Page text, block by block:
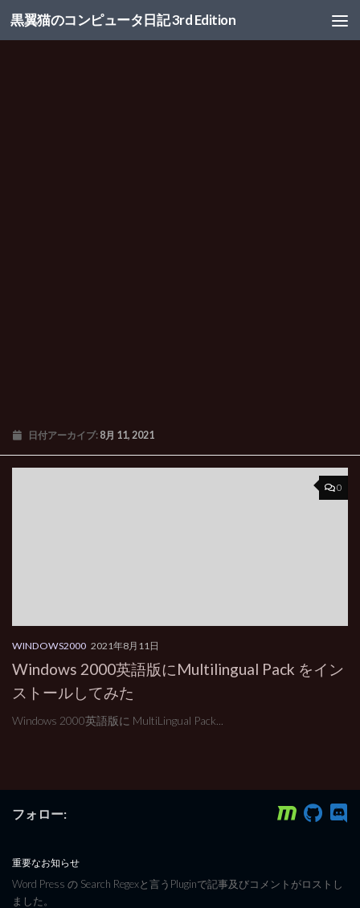
コンテンツへスキップ
黒翼猫のコンピュータ日記 3rd Edition
日付アーカイブ: 8月 11, 2021
0
WINDOWS2000 2021年8月11日
Windows 2000英語版にMultilingual Pack をイン
ストールしてみた
Windows 2000英語版に MultiLingual Pack...
フォロー:
重要なお知らせ
Word Press の Search Regexと言うPluginで記事及びコメントがロストし
ました。